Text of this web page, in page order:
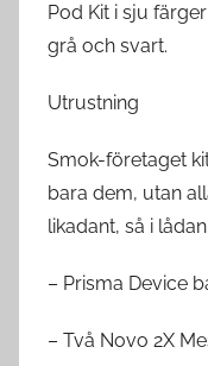
Pod Kit i sju
grå och svart.
Utrustning
Smok-företaget
bara dem, utan
likadant, så i
– Prisma Device
– Två Novo 2X